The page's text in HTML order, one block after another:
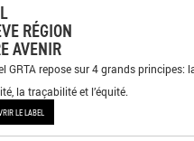
RÉGION
AVENIR
GRTA repose sur 4 grands principes:
la traçabilité et l’équité.
LE LABEL